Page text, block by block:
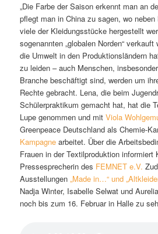
„Die Farbe der Saison erkennt man an
pflegt man in China zu sagen, wo
viele der Kleidungsstücke hergestellt
sogenannten „globalen Norden“
die Umwelt in den Produktionsländern
zu leiden – auch Menschen,
Branche beschäftigt sind, werden um
Rechte gebracht. Lena, die beim
Schülerpraktikum gemacht hat, hat die
Lupe genommen und mitViola
Greenpeace Deutschland als Chemie-
Kampagne arbeitet. Über die
Frauen in der Textilproduktion informiert
Pressesprecherin des FEMNET e.V.
Ausstellungen „Made in…“ und
Nadja Winter, Isabelle Selwat und
noch bis zum 16. Februar in Halle zu